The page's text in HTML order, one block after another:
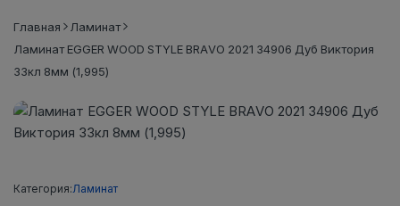
Главная
Ламинат
Ламинат EGGER WOOD STYLE BRAVO 2021 34906 Дуб Виктория
33кл 8мм (1,995)
Категория:Ламинат